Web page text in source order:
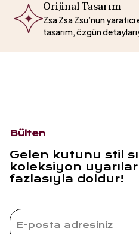
Orijinal Tasarım
Zsa Zsa Zsu’nun
tasarım, özgün
Bülten
Gelen kutunu stil
koleksiyon
fazlasıyla doldur!